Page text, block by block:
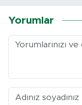
Yorumlar